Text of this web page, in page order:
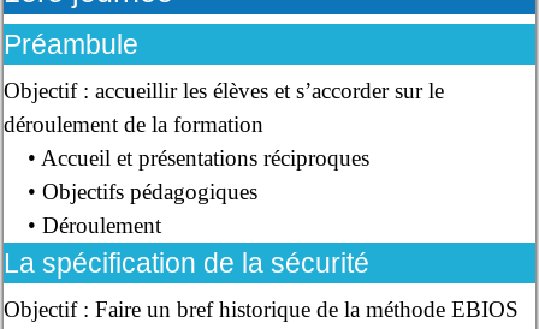
Préambule
Objectif : accueillir les élèves et s’accorder sur le
déroulement de la formation
• Accueil et présentations réciproques
• Objectifs pédagogiques
• Déroulement
La spécification de la sécurité
Objectif : Faire un bref historique de la méthode EBIOS